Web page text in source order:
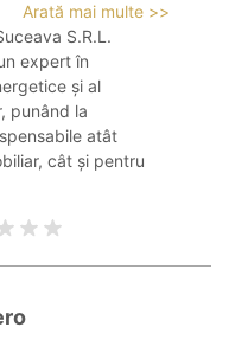
Arată mai multe >>
S.R.L.
expert în
și al
punând la
atât
cât și pentru